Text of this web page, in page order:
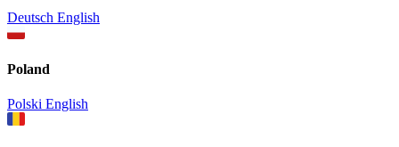
Deutsch English
Poland
Polski English